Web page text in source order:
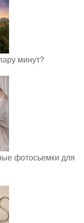
минут?
фотосьемки для